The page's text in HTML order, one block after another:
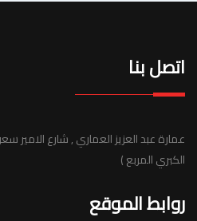
اتصل بنا
عمارة عبد العزيز العماري , شارع
الكبري المربع )
روابط الموقع